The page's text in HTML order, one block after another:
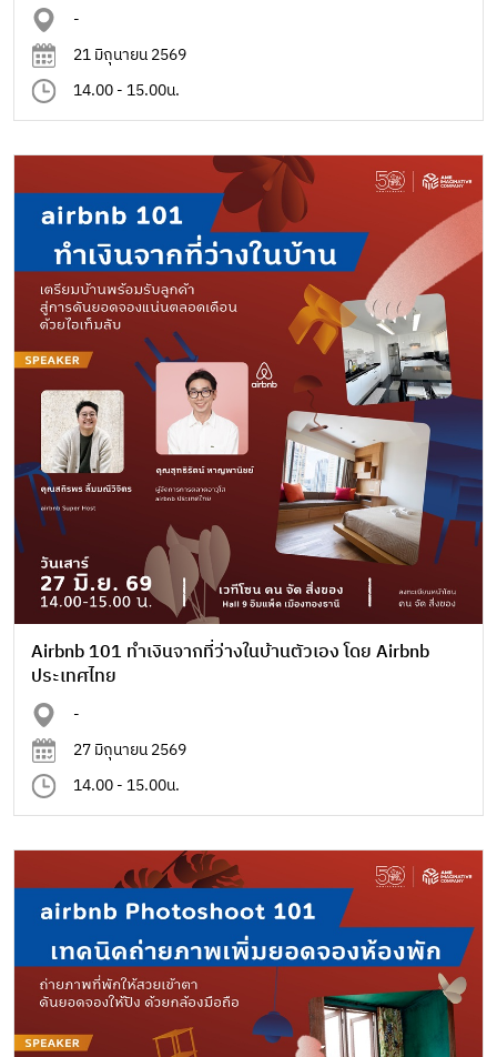
-
21 มิถุนายน 2569
14.00 - 15.00น.
Airbnb 101 ทำเงินจากที่ว่างในบ้านตัวเอง โดย Airbnb
ประเทศไทย
-
27 มิถุนายน 2569
14.00 - 15.00น.